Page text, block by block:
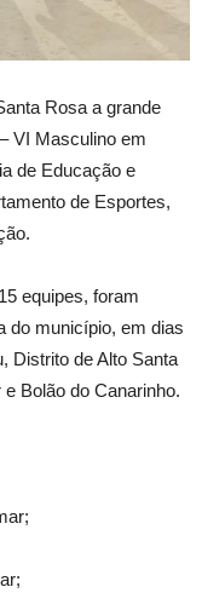
Rosa a grande
VI Masculino em
de Educação e
de Esportes,
equipes, foram
do município, em dias
Distrito de Alto Santa
Bolão do Canarinho.